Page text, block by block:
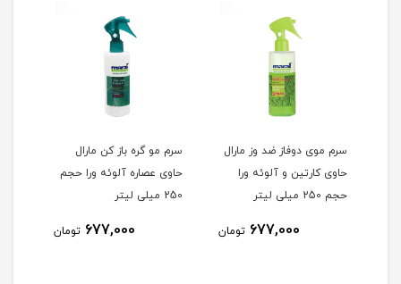
سرم موی دوفاز ضد وز مارال
حاوی کارتین و آلوئه ورا
حجم 250 میلی لیتر
677,000 تومان
سرم مو گره باز کن مارال
حاوی عصاره آلوئه ورا حجم
250 میلی لیتر
677,000 تومان